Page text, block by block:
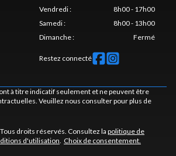
Vendredi:
8h00 - 17h00
Samedi:
8h00 - 13h00
Dimanche: Fermé
Restez connecté
à titre indicatif seulement et ne peuvent être
Veuillez nous consulter pour plus de
droits réservés. Consultez la politique de
d'utilisation Choix de consentement.